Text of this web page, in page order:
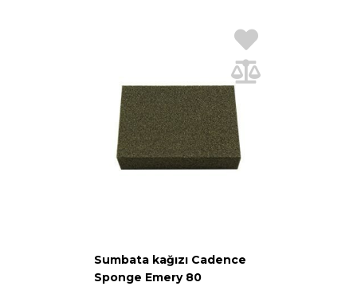
Sumbata kağızı Cadence
Sponge Emery 80